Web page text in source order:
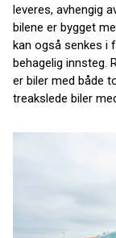
leveres, avhengig
bilene er bygget
kan også senkes i
behagelig innsteg.
er biler med både
treakslede biler